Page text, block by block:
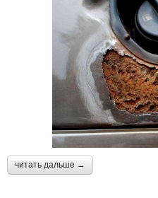
читать дальше →